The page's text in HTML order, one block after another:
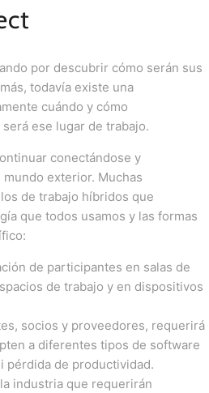
por descubrir cómo serán sus
todavía existe una
cuándo y cómo
ese lugar de trabajo.
conectándose y
exterior. Muchas
de trabajo híbridos que
que todos usamos y las formas
de participantes en salas de
de trabajo y en dispositivos
socios y proveedores, requerirá
a diferentes tipos de software
pérdida de productividad.
industria que requerirán